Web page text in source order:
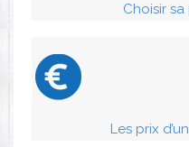
Choisir
Les prix